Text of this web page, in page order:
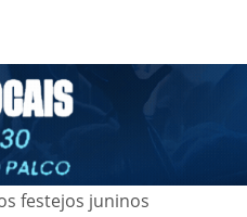
festejos juninos